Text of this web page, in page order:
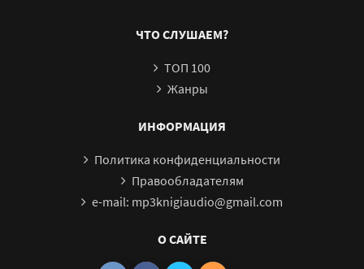
ЧТО СЛУШАЕМ?
ТОП 100
Жанры
ИНФОРМАЦИЯ
Политика конфиденциальности
Правообладателям
e-mail: mp3knigiaudio@gmail.com
О САЙТЕ